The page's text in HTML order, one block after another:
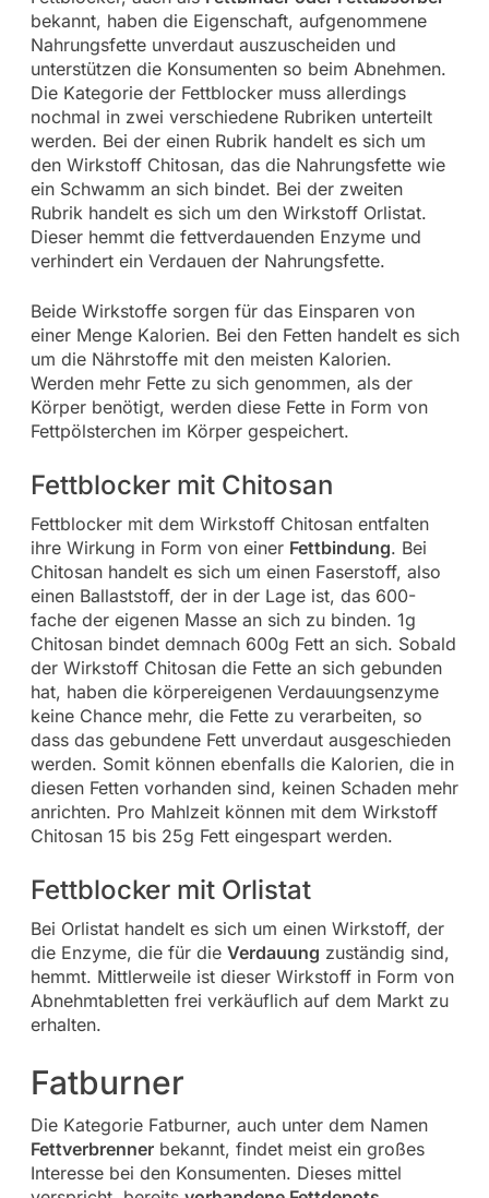
bekannt, haben die Eigenschaft, aufgenommene
Nahrungsfette unverdaut auszuscheiden und
unterstützen die Konsumenten so beim Abnehmen.
Die Kategorie der Fettblocker muss allerdings
nochmal in zwei verschiedene Rubriken unterteilt
werden. Bei der einen Rubrik handelt es sich um
den Wirkstoff Chitosan, das die Nahrungsfette wie
ein Schwamm an sich bindet. Bei der zweiten
Rubrik handelt es sich um den Wirkstoff Orlistat.
Dieser hemmt die fettverdauenden Enzyme und
verhindert ein Verdauen der Nahrungsfette.
Beide Wirkstoffe sorgen für das Einsparen von
einer Menge Kalorien. Bei den Fetten handelt es sich
um die Nährstoffe mit den meisten Kalorien.
Werden mehr Fette zu sich genommen, als der
Körper benötigt, werden diese Fette in Form von
Fettpölsterchen im Körper gespeichert.
Fettblocker mit Chitosan
Fettblocker mit dem Wirkstoff Chitosan entfalten
ihre Wirkung in Form von einer Fettbindung. Bei
Chitosan handelt es sich um einen Faserstoff, also
einen Ballaststoff, der in der Lage ist, das 600-
fache der eigenen Masse an sich zu binden. 1g
Chitosan bindet demnach 600g Fett an sich. Sobald
der Wirkstoff Chitosan die Fette an sich gebunden
hat, haben die körpereigenen Verdauungsenzyme
keine Chance mehr, die Fette zu verarbeiten, so
dass das gebundene Fett unverdaut ausgeschieden
werden. Somit können ebenfalls die Kalorien, die in
diesen Fetten vorhanden sind, keinen Schaden mehr
anrichten. Pro Mahlzeit können mit dem Wirkstoff
Chitosan 15 bis 25g Fett eingespart werden.
Fettblocker mit Orlistat
Bei Orlistat handelt es sich um einen Wirkstoff, der
die Enzyme, die für die Verdauung zuständig sind,
hemmt. Mittlerweile ist dieser Wirkstoff in Form von
Abnehmtabletten frei verkäuflich auf dem Markt zu
erhalten.
Fatburner
Die Kategorie Fatburner, auch unter dem Namen
Fettverbrennerbekannt, findet meist ein großes
Interesse bei den Konsumenten. Dieses mittel